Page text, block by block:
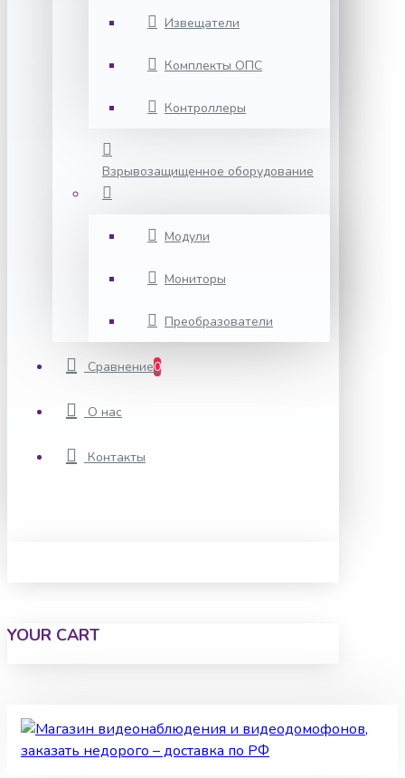
Извещатели
Комплекты ОПС
Контроллеры
Взрывозащищенное оборудование
Модули
Мониторы
Преобразователи
Сравнение0
О нас
Контакты
YOUR CART